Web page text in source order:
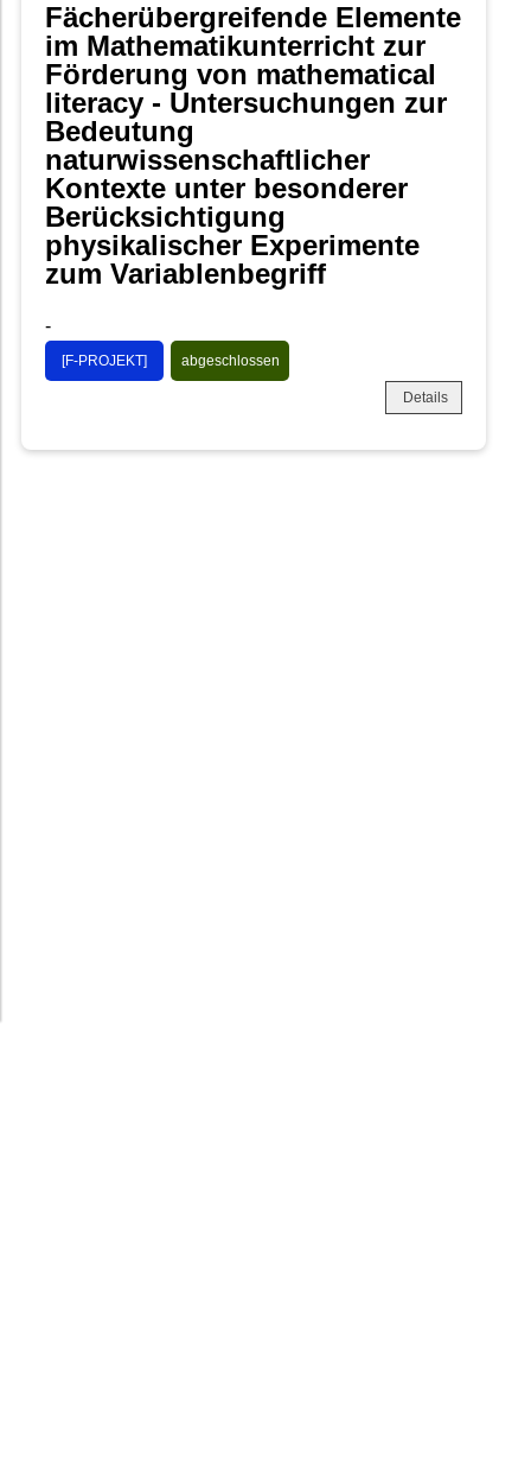
Fächerübergreifende Elemente
im Mathematikunterricht zur
Förderung von mathematical
literacy - Untersuchungen zur
Bedeutung
naturwissenschaftlicher
Kontexte unter besonderer
Berücksichtigung
physikalischer Experimente
zum Variablenbegriff
-
[F-PROJEKT] abgeschlossen
Details